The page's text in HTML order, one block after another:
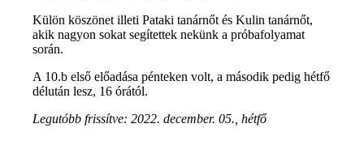
Külön köszönet illeti Pataki tanárnőt és Kulin tanárnőt,
akik nagyon sokat segítettek nekünk a próbafolyamat
során.
A 10.b első előadása pénteken volt, a második pedig hétfő
délután lesz, 16 órától.
Legutóbb frissítve: 2022. december. 05., hétfő